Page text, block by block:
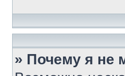
» Почему я не